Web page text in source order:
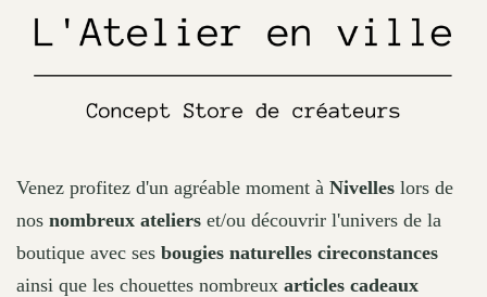
product
page
Venez profitez d'un agréable moment à Nivelles lors de
nos nombreux ateliers et/ou découvrir l'univers de la
boutique avec ses bougies naturelles cireconstances
ainsi que les chouettes nombreux articles cadeaux